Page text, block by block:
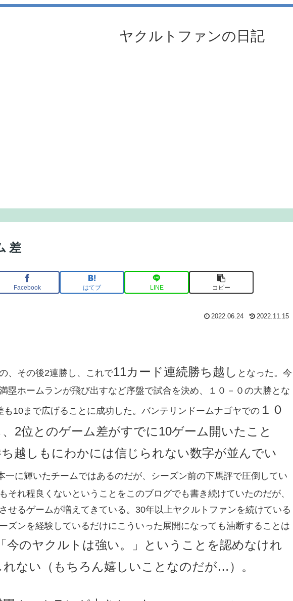
ヤクルトファンの日記
差
Facebook はてブ LINE コピー
2022.06.24 2022.11.15
、その後2連勝し、これで11カード連続勝ち越し となった。今
塁ホームランが飛び出すなど序盤で試合を決め、１０－０の大勝とな
も10まで広げることに成功した。バンテリンドームナゴヤでの １０
2位とのゲーム差がすでに10ゲーム開いたこと
越しもにわかには信じられない数字が並んでい
一に輝いたチームではあるのだが、シーズン前の下馬評で圧倒してい
それ程良くないということをこのブログでも書き続けていたのだが、
せるゲームが増えてきている。30年以上ヤクルトファンを続けている
ズンを経験しているだけにこういった展開になっても油断することは
今のヤクルトは強い。」ということを認めなけれ
ない（もちろん嬉しいことなのだが…）。